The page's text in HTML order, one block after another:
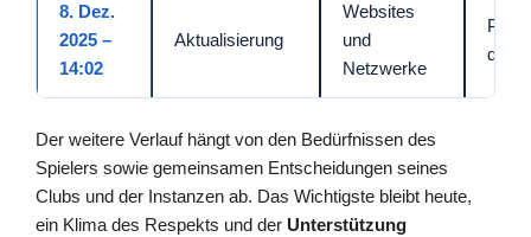
8. Dez.
2025 –
14:02
Aktualisierung
Websites
und
Netzwerke
den
Der weitere Verlauf hängt von den Bedürfnissen des
Spielers sowie gemeinsamen Entscheidungen seines
Clubs und der Instanzen ab. Das Wichtigste bleibt heute,
ein Klima des Respekts und der Unterstützung